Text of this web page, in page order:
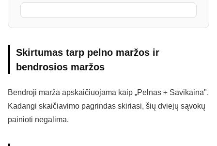
Skirtumas tarp pelno maržos ir
bendrosios maržos
Bendroji marža apskaičiuojama kaip „Pelnas ÷ Savikaina".
Kadangi skaičiavimo pagrindas skiriasi, šių dviejų sąvokų
painioti negalima.